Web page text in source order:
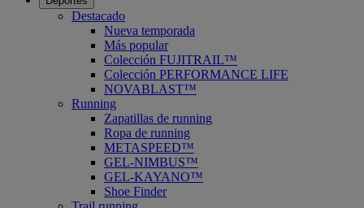
Destacado
Nueva temporada
Más popular
Colección FUJITRAIL™
Colección PERFORMANCE LIFE
NOVABLAST™
Running
Zapatillas de running
Ropa de running
METASPEED™
GEL-NIMBUS™
GEL-KAYANO™
Shoe Finder